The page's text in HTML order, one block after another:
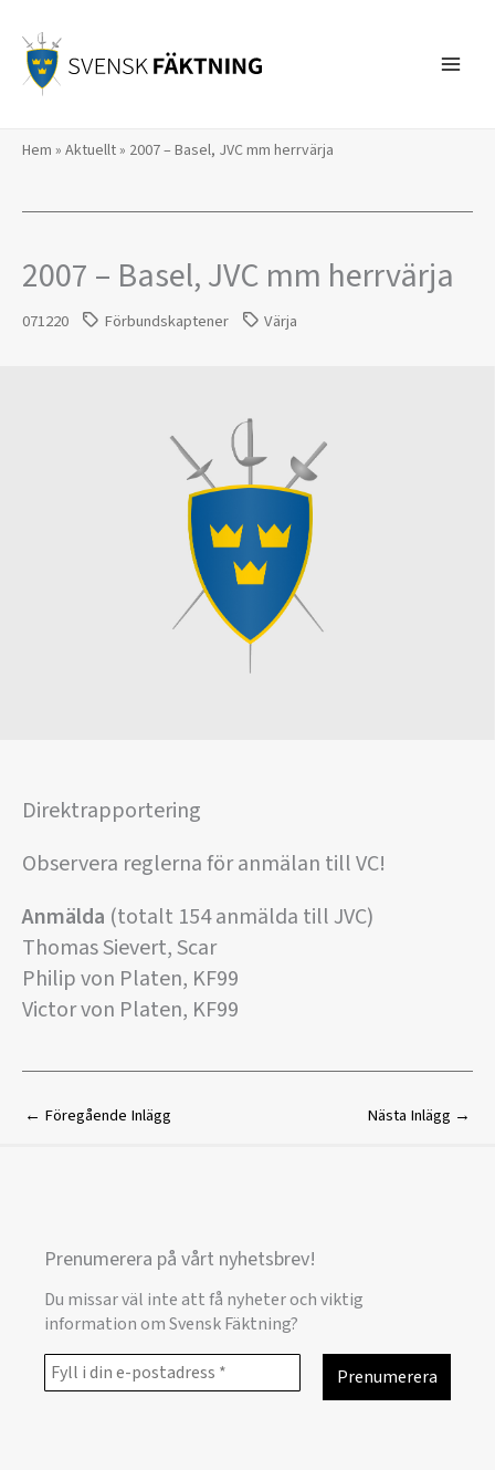
innehåll
Hem » Aktuellt» 2007 – Basel, JVC mm herrvärja
2007 – Basel, JVC mm herrvärja
071220 Förbundskaptener Värja
Direktrapportering
Observera reglerna för anmälan till VC!
Anmälda (totalt 154 anmälda till JVC)
Thomas Sievert, Scar
Philip von Platen, KF99
Victor von Platen, KF99
← Föregående Inlägg Nästa Inlägg →
Prenumerera på vårt nyhetsbrev!
Du missar väl inte att få nyheter och viktig
information om Svensk Fäktning?